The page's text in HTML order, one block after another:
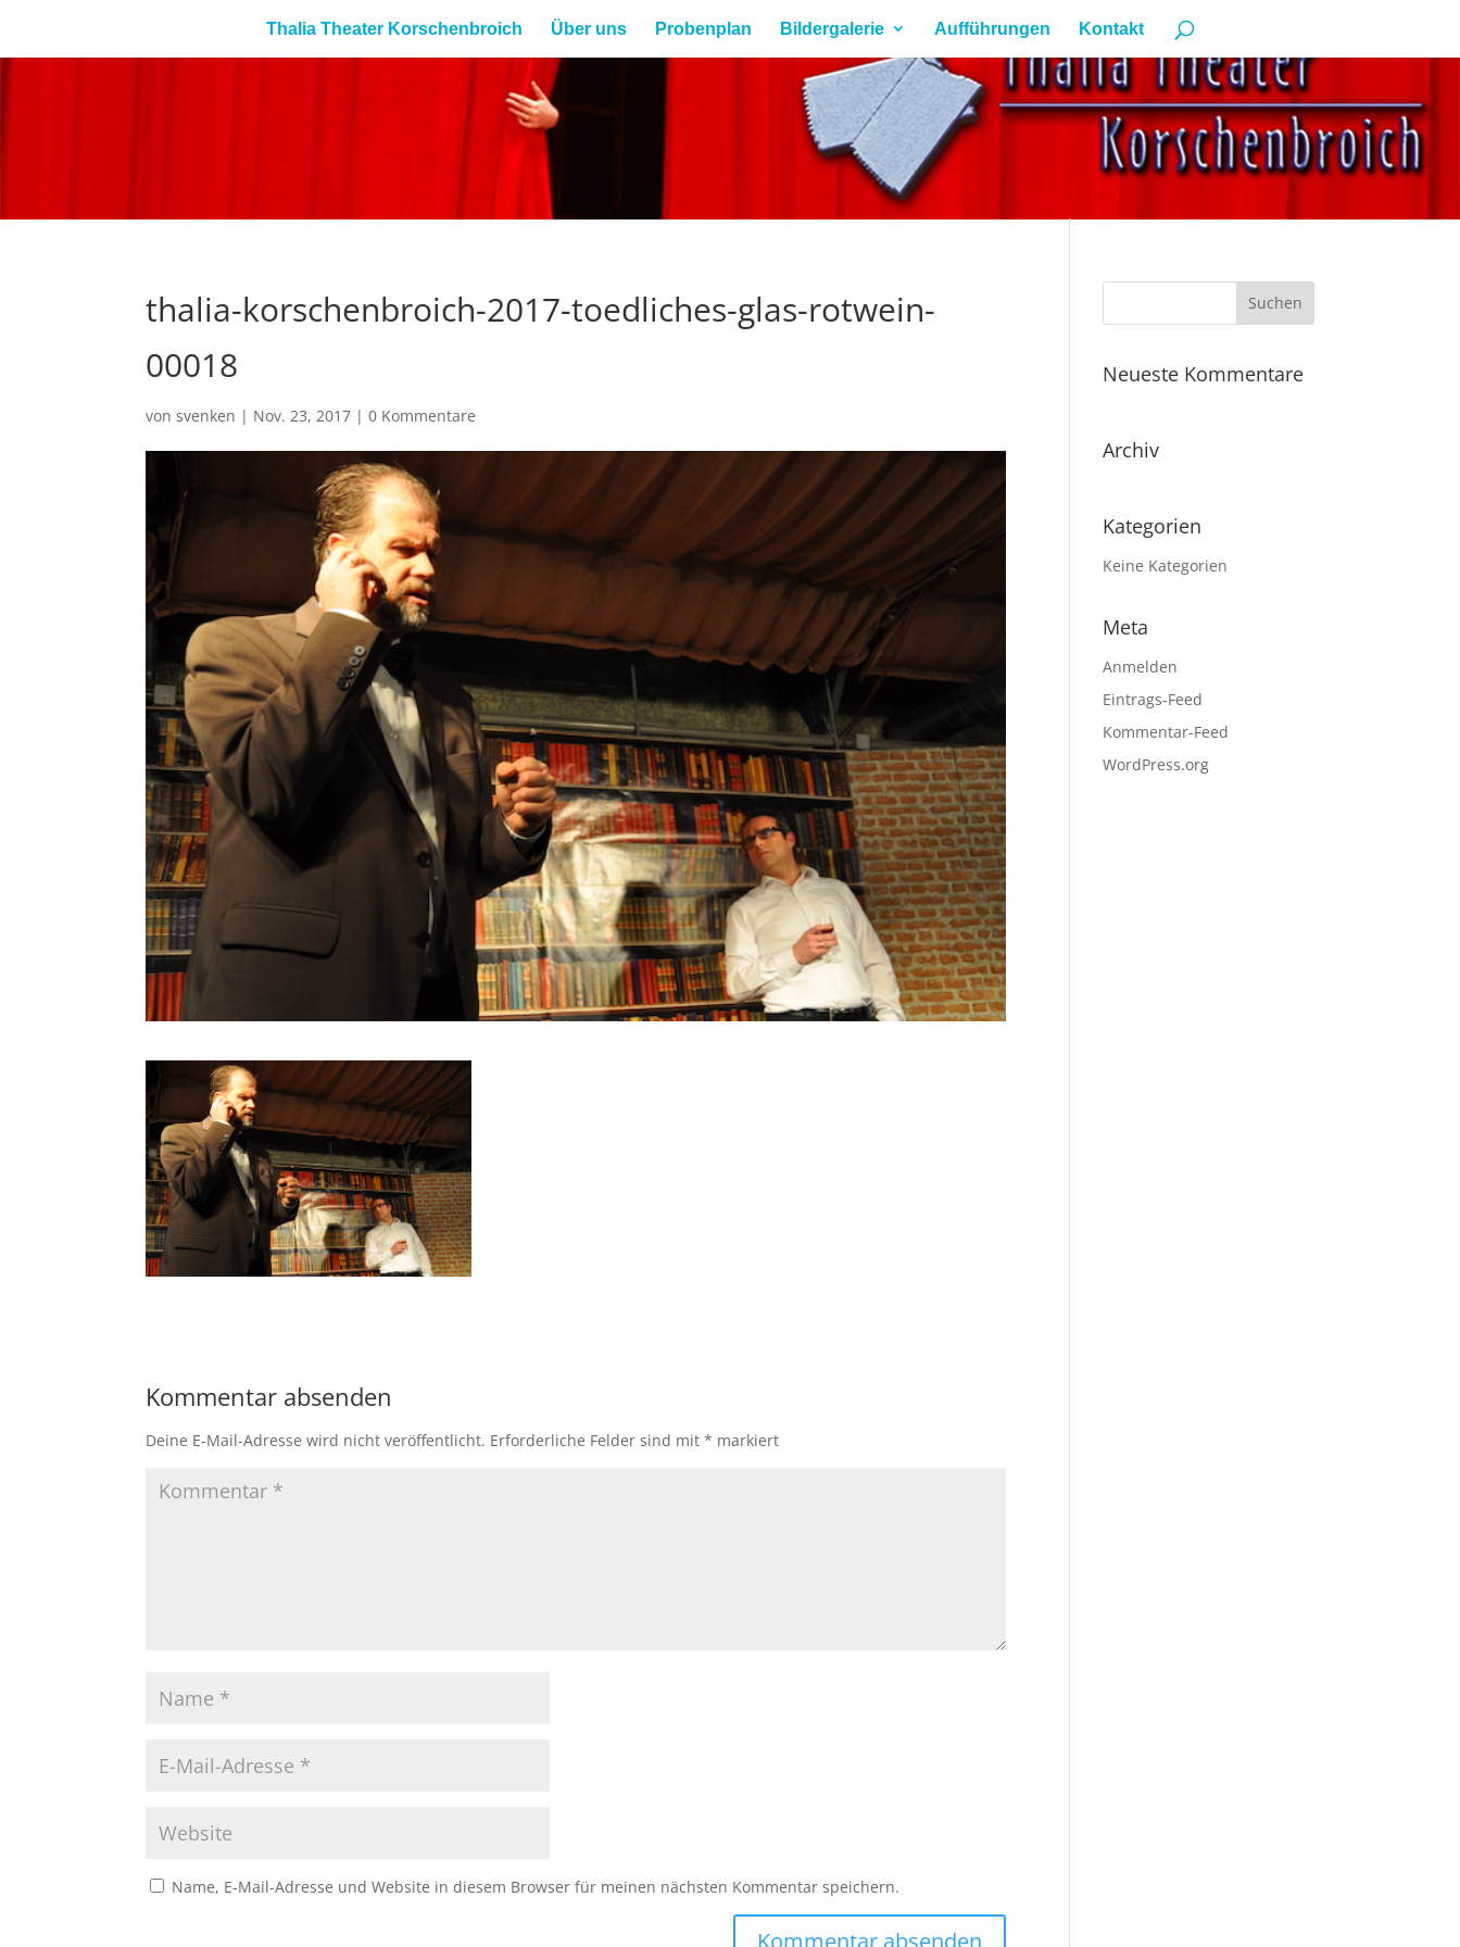
Thalia Theater Korschenbroich Über uns Probenplan Bildergalerie Aufführungen Kontakt
thalia-korschenbroich-2017-toedliches-glas-rotwein-
00018
vonsvenken | Nov. 23, 2017 |0 Kommentare
Kommentar absenden
Deine E-Mail-Adresse wird nicht veröffentlicht. Erforderliche Felder sind mit* markiert
Name, E-Mail-Adresse und Website in diesem Browser für meinen nächsten Kommentar speichern.
Neueste Kommentare
Archiv
Kategorien
Keine Kategorien
Meta
Anmelden
Eintrags-Feed
Kommentar-Feed
WordPress.org